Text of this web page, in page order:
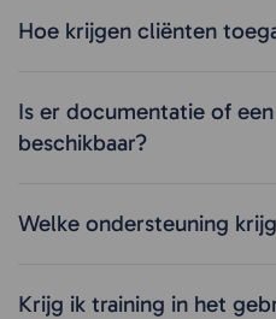
Hoe krijgen cliënten
Is er documentatie of
beschikbaar?
Welke ondersteuning
Krijg ik training in het